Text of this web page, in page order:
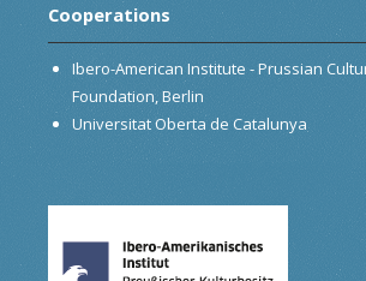
Cooperations
Ibero-American Institute - Prussian
Foundation, Berlin
Universitat Oberta de Catalunya